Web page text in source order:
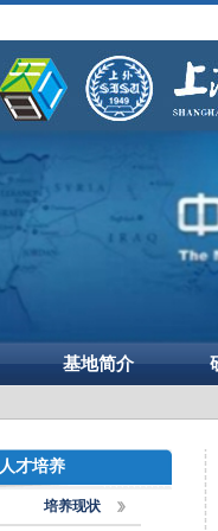
基地简介
人才培养
培养现状